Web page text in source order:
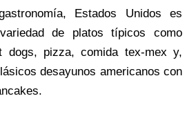
Estados Unidos es
de platos típicos como
dogs, pizza, comida tex-mex y,
desayunos americanos con